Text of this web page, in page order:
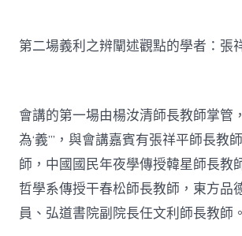
第二場義利之辨闡述觀點的學者：張
會講的第一場由楊汝清師長教師掌管
為‘義’”，與會講嘉賓有張祥平師長教
師，中國國民年夜學傳授韓星師長教
哲學系傳授干春松師長教師，東方品
員、弘道書院副院長任文利師長教師。